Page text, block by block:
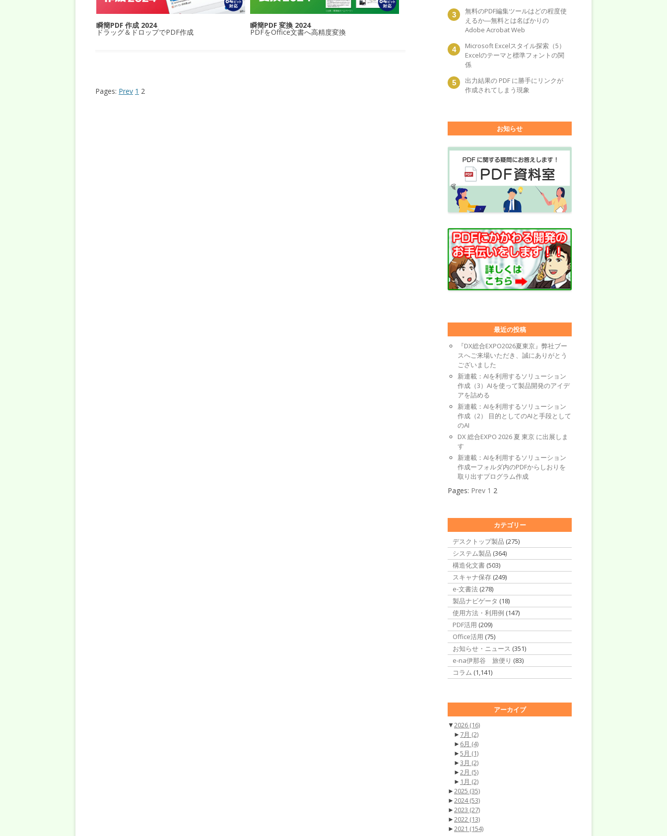
瞬簡PDF 作成 2024
ドラッグ＆ドロップでPDF作成
瞬簡PDF 変換 2024
PDFをOffice文書へ高精度変換
Pages: Prev 1 2
無料のPDF編集ツールはどの程度使
えるか―無料とは名ばかりの
Adobe Acrobat Web
Microsoft Excelスタイル探索（5）
Excelのテーマと標準フォントの関
係
出力結果の PDF に勝手にリンクが
作成されてしまう現象
お知らせ
最近の投稿
『DX総合EXPO2026夏東京』弊社ブー
スへご来場いただき、誠にありがとう
ございました
新連載：AIを利用するソリューション
作成（3）AIを使って製品開発のアイデ
アを詰める
新連載：AIを利用するソリューション
作成（2） 目的としてのAIと手段として
のAI
DX 総合EXPO 2026 夏 東京 に出展しま
す
新連載：AIを利用するソリューション
作成ーフォルダ内のPDFからしおりを
取り出すプログラム作成
Pages: Prev 1 2
カテゴリー
デスクトップ製品 (275)
システム製品 (364)
構造化文書 (503)
スキャナ保存 (249)
e-文書法 (278)
製品ナビゲータ (18)
使用方法・利用例 (147)
PDF活用 (209)
Office活用 (75)
お知らせ・ニュース (351)
e-na伊那谷 旅便り (83)
コラム (1,141)
アーカイブ
▼2026 (16)
► 7月 (2)
► 6月 (4)
►5月 (1)
►3月 (2)
►2月 (5)
► 1月 (2)
►2025 (35)
►2024(53)
►2023 (27)
►2022 (13)
►2021 (154)